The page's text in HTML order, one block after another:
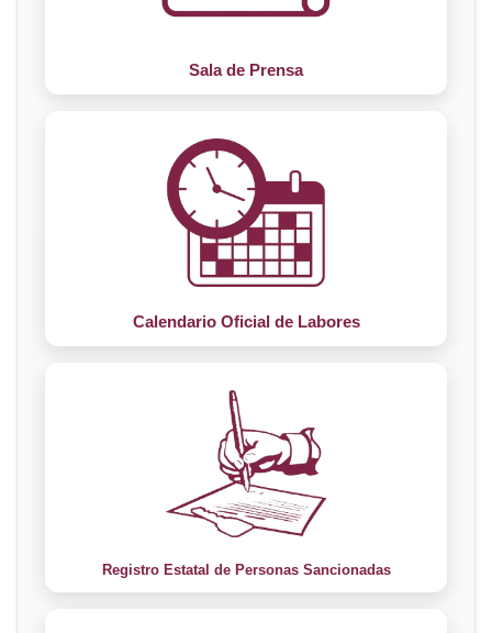
Sala de Prensa
Calendario Oficial de Labores
Registro Estatal de Personas Sancionadas